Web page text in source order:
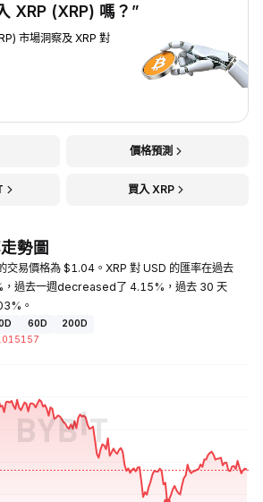
XRP (XRP) 嗎？”
市場洞察及 XRP 對
價格預測
買入 XRP
勢圖
交易價格為 $1.04。XRP 對 USD 的匯率在過去
過去一週decreased了 4.15%，過去 30 天
。
60D
200D